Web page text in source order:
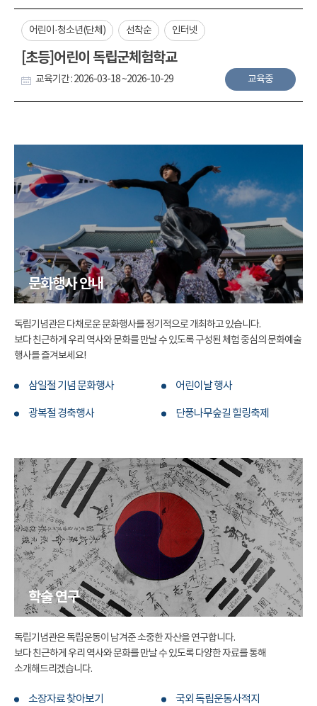
어린이·청소년(단체) 선착순 인터넷
[초등]어린이 독립군체험학교
교육기간 : 2026-03-18 ~2026-10-29 교육중
문화행사 안내
독립기념관은 다채로운 문화행사를 정기적으로 개최하고 있습니다.
보다 친근하게 우리 역사와 문화를 만날 수 있도록 구성된 체험 중심의 문화예술
행사를 즐겨보세요!
삼일절 기념 문화행사 어린이날 행사
광복절 경축행사 단풍나무숲길 힐링축제
학술 연구
독립기념관은 독립운동이 남겨준 소중한 자산을 연구합니다.
보다 친근하게 우리 역사와 문화를 만날 수 있도록 다양한 자료를 통해
소개해드리겠습니다.
소장자료 찾아보기 국외 독립운동사적지